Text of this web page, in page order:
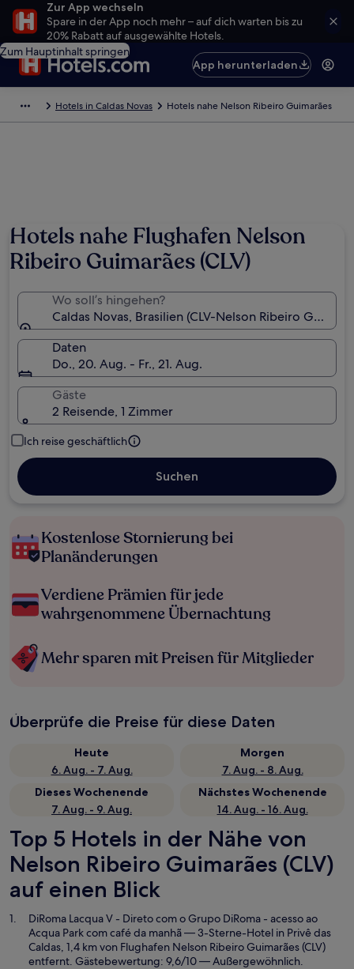
Zur App wechseln
Spare in der App noch mehr – auf dich warten bis zu
20% Rabatt auf ausgewählte Hotels.
Zum Hauptinhalt springen
App herunterladen
Hotels in Caldas Novas Hotels nahe Nelson Ribeiro Guimarães
Hotels nahe Flughafen Nelson
Ribeiro Guimarães (CLV)
Wo soll’s hingehen?
Caldas Novas, Brasilien (CLV-Nelson Ribeiro
Daten
Do., 20. Aug. - Fr., 21. Aug.
Gäste
2 Reisende, 1 Zimmer
Ich reise geschäftlich
Suchen
Kostenlose Stornierung bei
Planänderungen
Verdiene Prämien für jede
wahrgenommene Übernachtung
Mehr sparen mit Preisen für Mitglieder
Überprüfe die Preise für diese Daten
Heute
6. Aug. - 7. Aug.
Morgen
7. Aug. - 8. Aug.
Dieses Wochenende
7. Aug. - 9. Aug.
Nächstes Wochenende
14. Aug. - 16. Aug.
Top 5 Hotels in der Nähe von
Nelson Ribeiro Guimarães (CLV)
auf einen Blick
DiRoma Lacqua V - Direto com o Grupo DiRoma - acesso ao
Acqua Park com café da manhã— 3-Sterne-Hotel in Privê das
Caldas, 1,4 km von Flughafen Nelson Ribeiro Guimarães (CLV)
entfernt. Gästebewertung: 9,6/10 — Außergewöhnlich.